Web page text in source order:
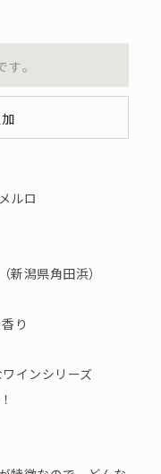
。
ルロ
新潟県角田浜）
り
インシリーズ